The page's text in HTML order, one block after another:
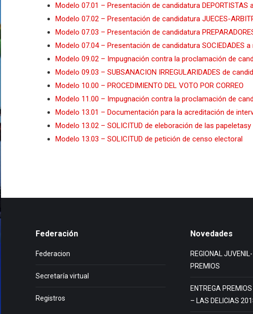
Modelo 07.01 – Presentación de candidatura
Modelo 07.02 – Presentación de candidatura JUECES-
Modelo 07.03 – Presentación de candidatura
Modelo 07.04 – Presentación de candidatura SOCIEDADES
Modelo 09.02 – Impugnación contra la proclamación de
Modelo 09.03 – SUBSANACION IRREGULARIDADES de
Modelo 10.00 – PROCEDIMIENTO DEL VOTO POR CORREO
Modelo 11.00 – Impugnación contra la proclamación de
Modelo 13.01 – Documentación para la acreditación de
Modelo 13.02 – SOLICITUD de eleboración de las
Modelo 13.03 – SOLICITUD de petición de censo electoral
Federación
Federacion
Secretaría virtual
Registros
Novedades
REGIONAL
PREMIOS
ENTREGA
– LAS DELICIAS